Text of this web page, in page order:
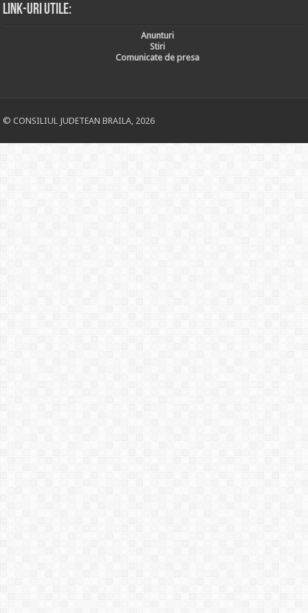
Link-uri utile:
Anunturi
Stiri
Comunicate de presa
© CONSILIUL JUDETEAN BRAILA, 2026